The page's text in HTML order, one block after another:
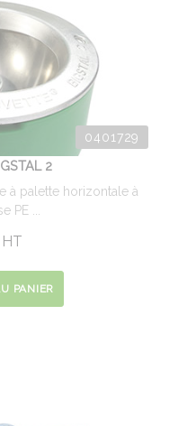
0401729
2
à palette horizontale à
PE ...
PANIER